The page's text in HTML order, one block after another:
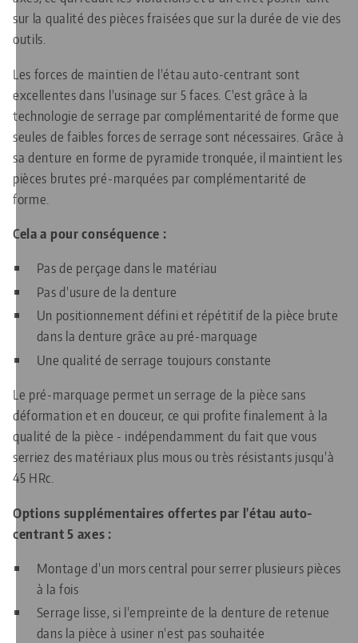
sur la qualité des pièces fraisées que sur la durée de vie des
outils.
Les forces de maintien de l'étau auto-centrant sont
excellentes dans l'usinage sur 5 faces. C'est grâce à la
technologie de serrage par complémentarité de forme que
seules de faibles forces de serrage sont nécessaires. Grâce à
sa denture en forme de pyramide tronquée, il maintient les
pièces brutes pré-marquées par complémentarité de
forme.
Cela a pour conséquence :
Pas de perçage dans le matériau
Pas d'usure de la denture
Un positionnement défini et répétitif de la pièce brute
dans la denture grâce au pré-marquage
Une qualité de serrage toujours constante
Le pré-marquage permet un serrage de la pièce sans
déformation et en douceur, ce qui profite finalement à la
qualité de la pièce - indépendamment du fait que vous
serriez des matériaux plus mous ou très résistants jusqu'à
45 HRc.
Options supplémentaires offertes par l'étau auto-
centrant 5 axes :
Montage d'un mors central pour serrer plusieurs pièces
à la fois
Serrage lisse, si l'empreinte de la denture de retenue
dans la pièce à usiner n'est pas souhaitée